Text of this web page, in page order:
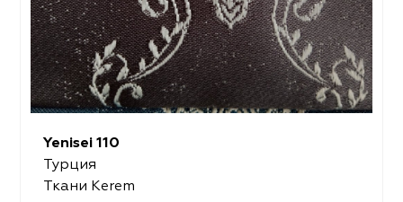
Yenisei 110
Турция
Ткани Kerem